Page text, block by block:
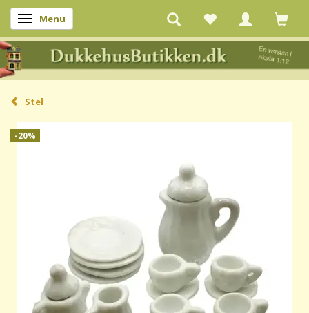
Skifte navigation
Menu
Stel
-20%